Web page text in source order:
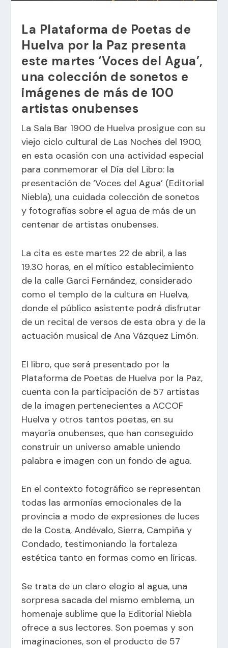
La Plataforma de Poetas de
Huelva por la Paz presenta
este martes ‘Voces del Agua’,
una colección de sonetos e
imágenes de más de 100
artistas onubenses
La Sala Bar 1900 de Huelva prosigue con su
viejo ciclo cultural de Las Noches del 1900,
en esta ocasión con una actividad especial
para conmemorar el Día del Libro: la
presentación de ‘Voces del Agua’ (Editorial
Niebla), una cuidada colección de sonetos
y fotografías sobre el agua de más de un
centenar de artistas onubenses.
La cita es este martes 22 de abril, a las
19.30 horas, en el mítico establecimiento
de la calle Garci Fernández, considerado
como el templo de la cultura en Huelva,
donde el público asistente podrá disfrutar
de un recital de versos de esta obra y de la
actuación musical de Ana Vázquez Limón.
El libro, que será presentado por la
Plataforma de Poetas de Huelva por la Paz,
cuenta con la participación de 57 artistas
de la imagen pertenecientes a ACCOF
Huelva y otros tantos poetas, en su
mayoría onubenses, que han conseguido
construir un universo amable uniendo
palabra e imagen con un fondo de agua.
En el contexto fotográfico se representan
todas las armonías emocionales de la
provincia a modo de expresiones de luces
de la Costa, Andévalo, Sierra, Campiña y
Condado, testimoniando la fortaleza
estética tanto en formas como en líricas.
Se trata de un claro elogio al agua, una
sorpresa sacada del mismo emblema, un
homenaje sublime que la Editorial Niebla
ofrece a sus lectores. Son poemas y son
imaginaciones, son el producto de 57